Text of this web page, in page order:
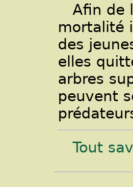
Afin de
mortalité
des
elles
arbres
peuvent
Tout